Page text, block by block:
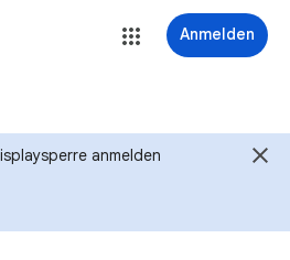
Anmelden
anmelden